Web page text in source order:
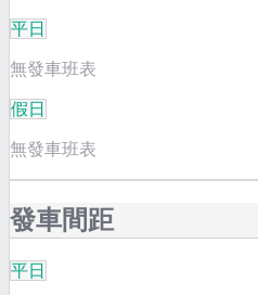
平日
無發車班表
假日
無發車班表
發車間距
平日